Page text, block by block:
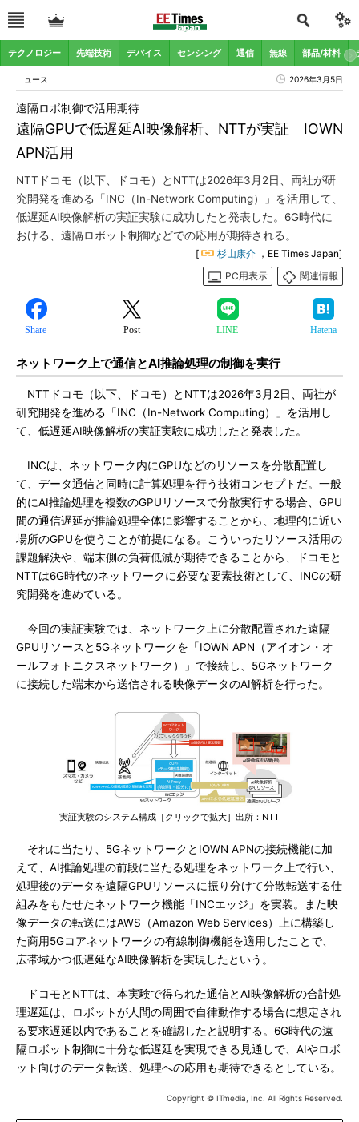
テクノロジー 先端技術 デバイス センシング 通信 無線 部品/材料
ニュース 2026年3月5日
遠隔GPUで低遅延AI映像解析、NTTが実証 IOWN
APN活用
遠隔ロボ制御で活用期待
NTTドコモ（以下、ドコモ）とNTTは2026年3月2日、両社が研
究開発を進める「INC（In-Network Computing）」を活用して、
低遅延AI映像解析の実証実験に成功したと発表した。6G時代に
おける、遠隔ロボット制御などでの応用が期待される。
[ 杉山康介 ，EE Times Japan]
PC用表示
関連情報
Share Post LINE Hatena
ネットワーク上で通信とAI推論処理の制御を実行
NTTドコモ（以下、ドコモ）とNTTは2026年3月2日、両社が
研究開発を進める「INC（In-Network Computing）」を活用し
て、低遅延AI映像解析の実証実験に成功したと発表した。
INCは、ネットワーク内にGPUなどのリソースを分散配置し
て、データ通信と同時に計算処理を行う技術コンセプトだ。一般
的にAI推論処理を複数のGPUリソースで分散実行する場合、GPU
間の通信遅延が推論処理全体に影響することから、地理的に近い
場所のGPUを使うことが前提になる。こういったリソース活用の
課題解決や、端末側の負荷低減が期待できることから、ドコモと
NTTは6G時代のネットワークに必要な要素技術として、INCの研
究開発を進めている。
今回の実証実験では、ネットワーク上に分散配置された遠隔
GPUリソースと5Gネットワークを「IOWN APN（アイオン・オ
ールフォトニクスネットワーク）」で接続し、5Gネットワーク
に接続した端末から送信される映像データのAI解析を行った。
実証実験のシステム構成［クリックで拡大］出所：NTT
それに当たり、5GネットワークとIOWN APNの接続機能に加
えて、AI推論処理の前段に当たる処理をネットワーク上で行い、
処理後のデータを遠隔GPUリソースに振り分けて分散転送する仕
組みをもたせたネットワーク機能「INCエッジ」を実装。また映
像データの転送にはAWS（Amazon Web Services）上に構築し
た商用5Gコアネットワークの有線制御機能を適用したことで、
広帯域かつ低遅延なAI映像解析を実現したという。
ドコモとNTTは、本実験で得られた通信とAI映像解析の合計処
理遅延は、ロボットが人間の周囲で自律動作する場合に想定され
る要求遅延以内であることを確認したと説明する。6G時代の遠
隔ロボット制御に十分な低遅延を実現できる見通しで、AIやロボ
ット向けのデータ転送、処理への応用も期待できるとしている。
Copyright © ITmedia, Inc. All Rights Reserved.